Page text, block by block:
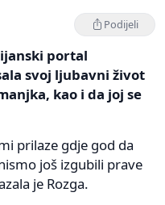
Podijeli
portal
svoj ljubavni život
kao i da joj se
prilaze gdje god da
još izgubili prave
je Rozga.